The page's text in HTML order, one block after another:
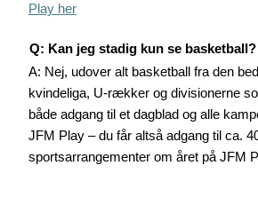
Play her
Q: Kan jeg stadig kun se basketball?
A: Nej, udover alt basketball fra den
kvindeliga, U-rækker og divisionerne
både adgang til et dagblad og alle
JFM Play – du får altså adgang til ca.
sportsarrangementer om året på JFM